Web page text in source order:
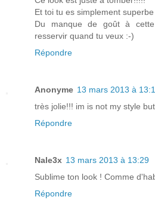
Et toi tu es simplement superbe
Du manque de goût à
resservir quand tu veux :-)
Répondre
Anonyme 13 mars 2013 à
très jolie!!! im is not my style
Répondre
Nale3x 13 mars 2013 à 13:29
Sublime ton look ! Comme
Répondre